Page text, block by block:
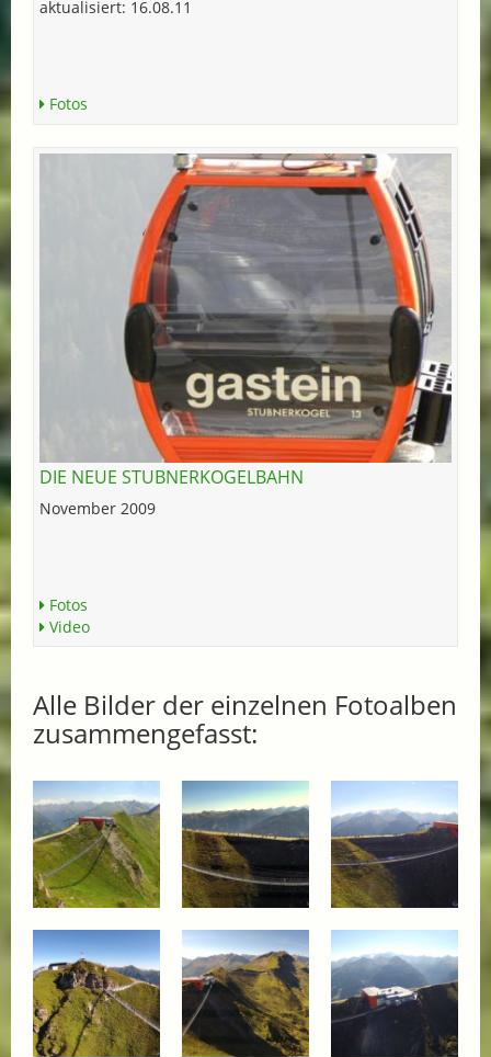
aktualisiert: 16.08.11
Fotos
DIE NEUE STUBNERKOGELBAHN
November 2009
Fotos
Video
Alle Bilder der einzelnen Fotoalben
zusammengefasst: